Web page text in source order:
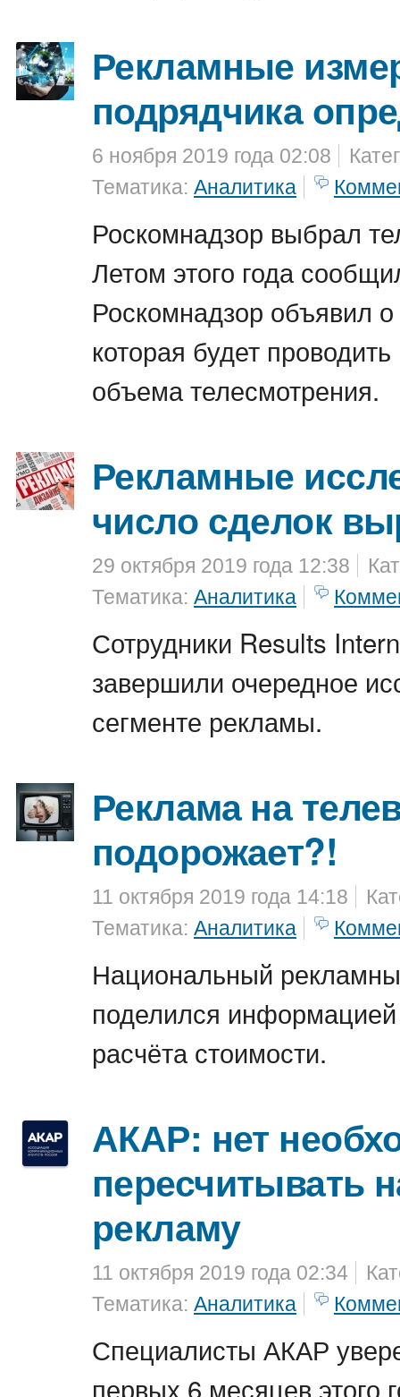
Рекламные
подрядчика
6 ноября 2019 года 02:08
Тематика: Аналитика
Роскомнадзор выбрал
Летом этого года
Роскомнадзор объявил
которая будет
объема телесмотрения.
Рекламные
число сделок
29 октября 2019 года 12:38
Тематика: Аналитика
Сотрудники Results
завершили очередное
сегменте рекламы.
Реклама на
подорожает?!
11 октября 2019 года 14:18
Тематика: Аналитика
Национальный
поделился
расчёта стоимости.
АКАР: нет
пересчитывать
рекламу
11 октября 2019 года 02:34
Тематика: Аналитика
Специалисты АКАР
первых 6 месяцев этого